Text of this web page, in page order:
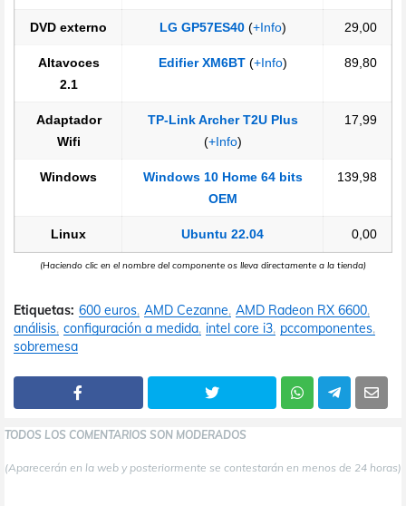
DVD externo LG GP57ES40(+Info) 29,00
Altavoces
2.1
Edifier XM6BT(+Info) 89,80
Adaptador
Wifi
TP-Link Archer T2U Plus
(+Info)
17,99
Windows
Windows 10 Home 64 bits
OEM
139,98
Linux Ubuntu 22.04 0,00
(Haciendo clic en el nombre del componente os lleva directamente a la tienda)
Etiquetas: 600 euros AMD Cezanne AMD Radeon RX 6600
análisis configuración a medida intel core i3 pccomponentes
sobremesa
TODOS LOS COMENTARIOS SON MODERADOS
(Aparecerán en la web y posteriormente se contestarán en menos de 24 horas)